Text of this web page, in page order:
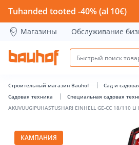
AKUVUUGIPUHASTUSHARI
Tuhanded tooted -40% (al 10€)
Магазины Обслуживание
Строительный магазин Bauhof
Сад и
Садовая техника
Специальная садовая
AKUVUUGIPUHASTUSHARI EINHELL GE-CC 18/110 Li
КАМПАНИЯ